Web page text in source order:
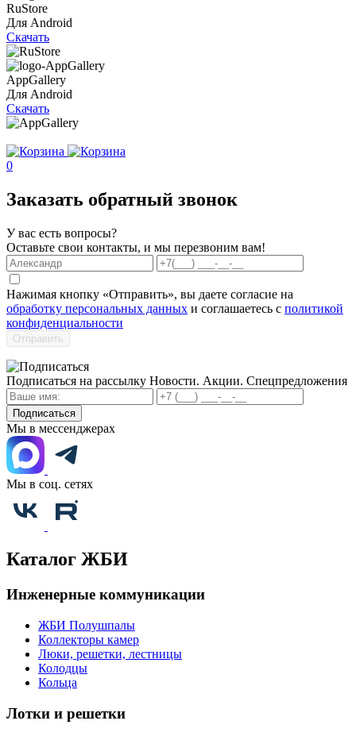
RuStore
Для Android
Скачать
AppGallery
Для Android
Скачать
0
Заказать обратный звонок
У вас есть вопросы?
Оставьте свои контакты, и мы перезвоним вам!
Нажимая кнопку «Отправить», вы даете согласие на
обработку персональных данных и соглашаетесь с политикой
конфиденциальности
Отправить
Подписаться на рассылку Новости. Акции. Спецпредложения
Подписаться
Мы в мессенджерах
Мы в соц. сетях
Каталог ЖБИ
Инженерные коммуникации
ЖБИ Полушпалы
Коллекторы камер
Люки, решетки, лестницы
Колодцы
Кольца
Лотки и решетки